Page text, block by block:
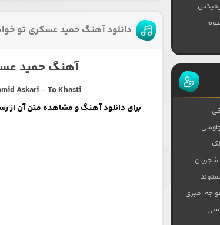
دانلود آهنگ حمید عسکری تو
آهنگ حمید
Askari–To Khasti
برای دانلود آهنگ و مشاهده متن آن از
امیری